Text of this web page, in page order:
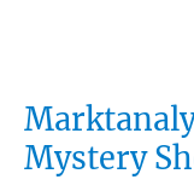
Mystery